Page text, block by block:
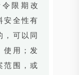
限期改
安全性有
，可以同
使用；发
范围，或